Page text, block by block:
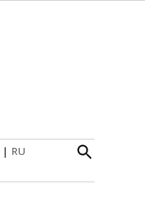
| RU
Open
Search